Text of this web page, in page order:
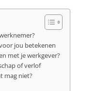
jou betekenen
met je werkgever?
of verlof
mag niet?